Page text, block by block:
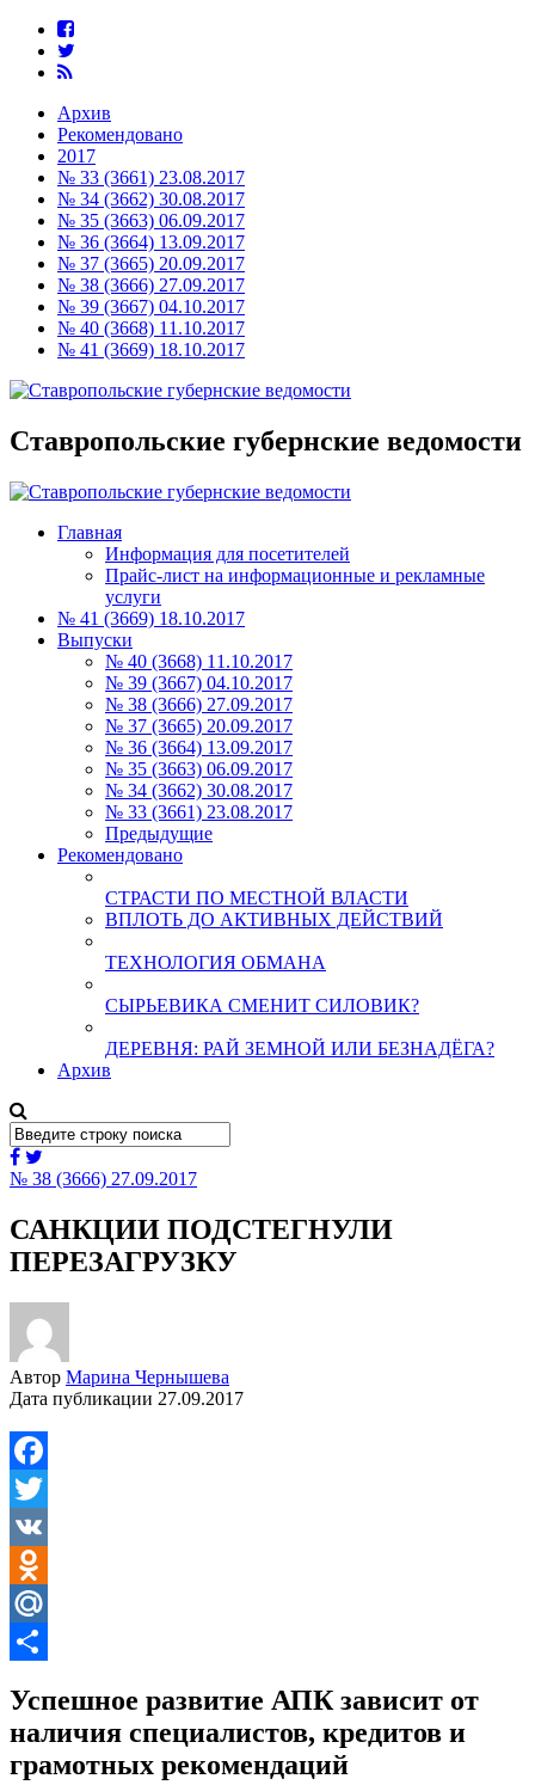
Архив
Рекомендовано
2017
№ 33 (3661) 23.08.2017
№ 34 (3662) 30.08.2017
№ 35 (3663) 06.09.2017
№ 36 (3664) 13.09.2017
№ 37 (3665) 20.09.2017
№ 38 (3666) 27.09.2017
№ 39 (3667) 04.10.2017
№ 40 (3668) 11.10.2017
№ 41 (3669) 18.10.2017
Ставропольские губернские ведомости
Главная
Информация для посетителей
Прайс-лист на информационные и рекламные
услуги
№ 41 (3669) 18.10.2017
Выпуски
№ 40 (3668) 11.10.2017
№ 39 (3667) 04.10.2017
№ 38 (3666) 27.09.2017
№ 37 (3665) 20.09.2017
№ 36 (3664) 13.09.2017
№ 35 (3663) 06.09.2017
№ 34 (3662) 30.08.2017
№ 33 (3661) 23.08.2017
Предыдущие
Рекомендовано
СТРАСТИ ПО МЕСТНОЙ ВЛАСТИ
ВПЛОТЬ ДО АКТИВНЫХ ДЕЙСТВИЙ
ТЕХНОЛОГИЯ ОБМАНА
СЫРЬЕВИКА СМЕНИТ СИЛОВИК?
ДЕРЕВНЯ: РАЙ ЗЕМНОЙ ИЛИ БЕЗНАДЁГА?
Архив
№ 38 (3666) 27.09.2017
САНКЦИИ ПОДСТЕГНУЛИ
ПЕРЕЗАГРУЗКУ
Автор Марина Чернышева
Дата публикации 27.09.2017
Facebook
Twitter
VK
Odnoklassniki
Mail.Ru
Успешное развитие АПК зависит от
наличия специалистов, кредитов и
грамотных рекомендаций